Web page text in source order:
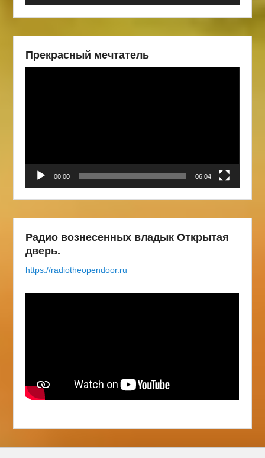
Прекрасный мечтатель
00:00 06:04
Радио вознесенных владык Открытая
дверь.
https://radiotheopendoor.ru